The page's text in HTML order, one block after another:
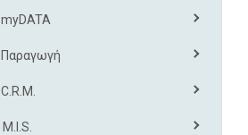
myDATA
Παραγωγή
C.R.M.
M.I.S.